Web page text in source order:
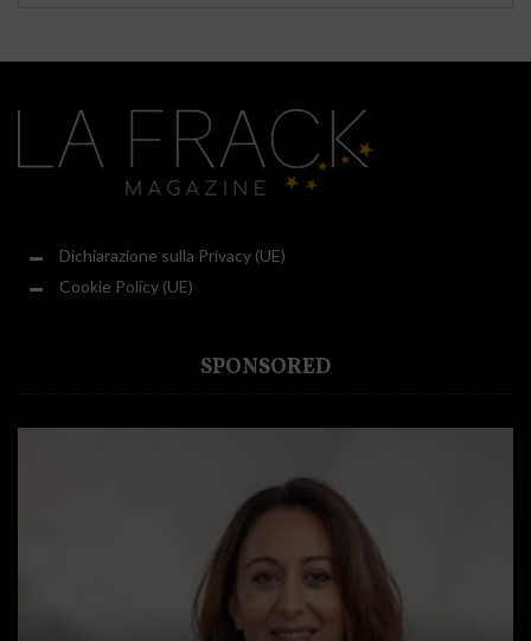
Dichiarazione sulla Privacy (UE)
Cookie Policy (UE)
SPONSORED